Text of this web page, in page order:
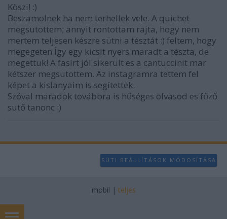
Köszi! :)
Beszamolnek ha nem terhellek vele. A quichet
megsutottem; annyit rontottam rajta, hogy nem
mertem teljesen készre sütni a tésztát :) feltem, hogy
megegeten Így egy kicsit nyers maradt a tészta, de
megettuk! A fasirt jól sikerült es a cantuccinit mar
kétszer megsutottem. Az instagramra tettem fel
képet a kislanyaim is segítettek.
Szóval maradok továbbra is hűséges olvasod es főző
sutő tanonc :)
SÜTI BEÁLLÍTÁSOK MÓDOSÍTÁSA
mobil | teljes